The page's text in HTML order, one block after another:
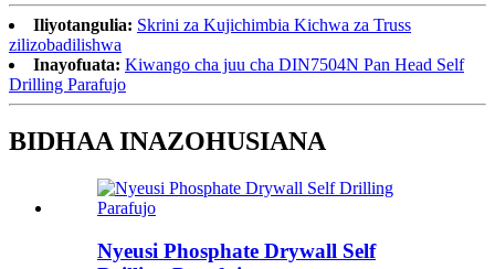
Iliyotangulia: Skrini za Kujichimbia Kichwa za Truss
zilizobadilishwa
Inayofuata: Kiwango cha juu cha DIN7504N Pan Head Self
Drilling Parafujo
BIDHAA INAZOHUSIANA
Nyeusi Phosphate Drywall Self